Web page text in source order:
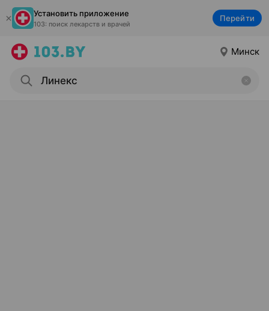
Установить приложение
103: поиск лекарств и врачей
Перейти
Минск